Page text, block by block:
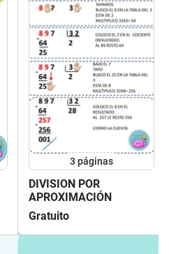
3 páginas
DIVISION POR
APROXIMACIÓN
Gratuito